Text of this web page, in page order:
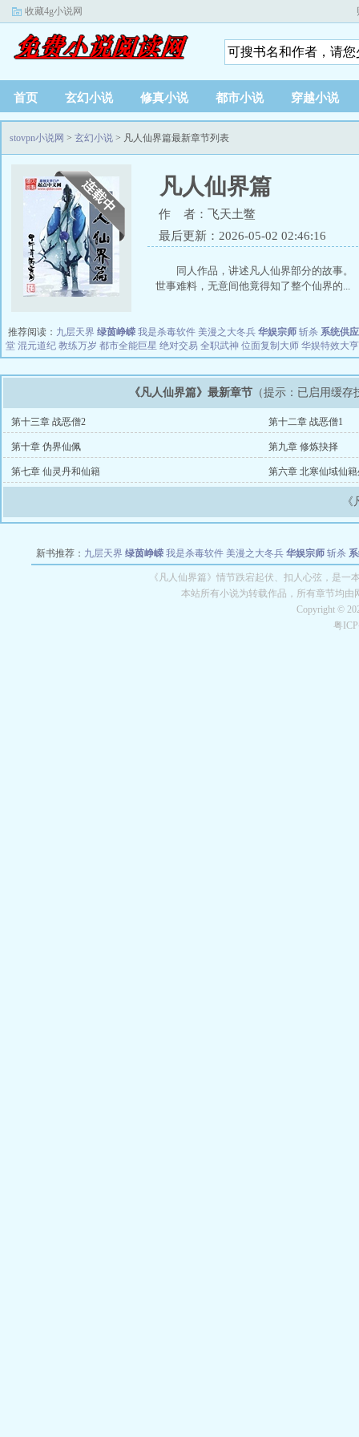
收藏4g小说网
首页 玄幻小说 修真小说 都市小说 穿越小说
stovpn小说网 > 玄幻小说 > 凡人仙界篇最新章节列表
凡人仙界篇
作 者：飞天土鳖
最后更新：2026-05-02 02:46:16
同人作品，讲述凡人仙界部分的
世事难料，无意间他竟得知了整个仙界的...
推荐阅读： 九层天界 绿茵峥嵘 我是杀毒软件 美漫之大冬兵 华娱宗师 斩杀 系统供
堂 混元道纪 教练万岁 都市全能巨星 绝对交易 全职武神 位面复制大师 华娱特效大亨
《凡人仙界篇》最新章节 （提示：已启用缓
第十三章 战恶僧2 第十二章 战恶僧1
第十章 伪界仙佩 第九章 修炼抉择
第七章 仙灵丹和仙籍 第六章 北寒仙域仙籍
新书推荐： 九层天界 绿茵峥嵘 我是杀毒软件 美漫之大冬兵 华娱宗师 斩杀
教练万岁 都市全能巨星 绝对交易 全职武神 位面复
《凡人仙界篇》情节跌宕起伏、扣人心弦，是
本站所有小说为转载作品，所有章节均
Copyright ©
粤